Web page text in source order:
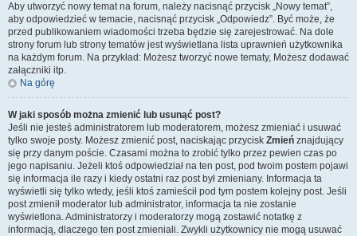
Aby utworzyć nowy temat na forum, należy nacisnąć przycisk „Nowy temat”,
aby odpowiedzieć w temacie, nacisnąć przycisk „Odpowiedz”. Być może, że
przed publikowaniem wiadomości trzeba będzie się zarejestrować. Na dole
strony forum lub strony tematów jest wyświetlana lista uprawnień użytkownika
na każdym forum. Na przykład: Możesz tworzyć nowe tematy, Możesz dodawać
załączniki itp.
Na górę
W jaki sposób można zmienić lub usunąć post?
Jeśli nie jesteś administratorem lub moderatorem, możesz zmieniać i usuwać
tylko swoje posty. Możesz zmienić post, naciskając przycisk Zmień znajdujący
się przy danym poście. Czasami można to zrobić tylko przez pewien czas po
jego napisaniu. Jeżeli ktoś odpowiedział na ten post, pod twoim postem pojawi
się informacja ile razy i kiedy ostatni raz post był zmieniany. Informacja ta
wyświetli się tylko wtedy, jeśli ktoś zamieścił pod tym postem kolejny post. Jeśli
post zmienił moderator lub administrator, informacja ta nie zostanie
wyświetlona. Administratorzy i moderatorzy mogą zostawić notatkę z
informacją, dlaczego ten post zmieniali. Zwykli użytkownicy nie mogą usuwać